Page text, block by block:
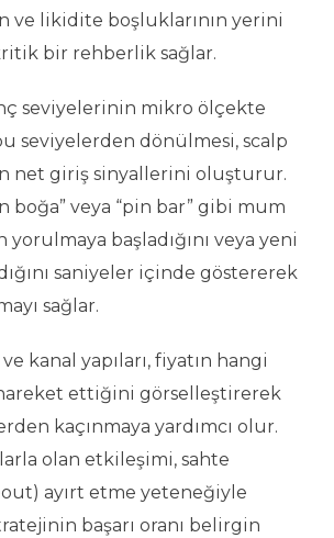
ve likidite boşluklarının yerini
bir rehberlik sağlar.
seviyelerinin mikro ölçekte
bu seviyelerden dönülmesi, scalp
net giriş sinyallerini oluşturur.
boğa” veya “pin bar” gibi mum
yorulmaya başladığını veya yeni
saniyeler içinde göstererek
sağlar.
kanal yapıları, fiyatın hangi
ettiğini görselleştirerek
kaçınmaya yardımcı olur.
olan etkileşimi, sahte
ayırt etme yeteneğiyle
başarı oranı belirgin